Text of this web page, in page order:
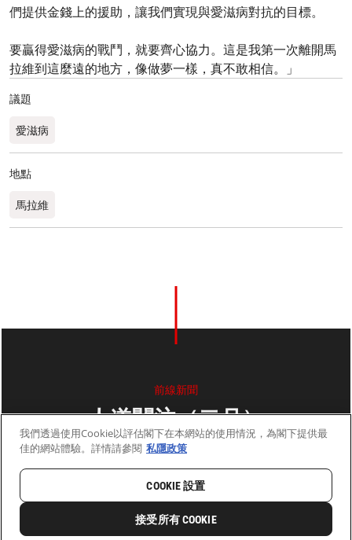
們提供金錢上的援助，讓我們實現與愛滋病對抗的目標。
要贏得愛滋病的戰鬥，就要齊心協力。這是我第一次離開馬
拉維到這麼遠的地方，像做夢一樣，真不敢相信。」
議題
愛滋病
地點
馬拉維
前線新聞
人道關注（二月）
2011年3月01日
首頁最新動向前線新聞與故事
我們透過使用Cookie以評估閣下在本網站的使用情況，為閣下提供最
佳的網站體驗。詳情請參閱 私隱政策
COOKIE 設置
接受所有 COOKIE